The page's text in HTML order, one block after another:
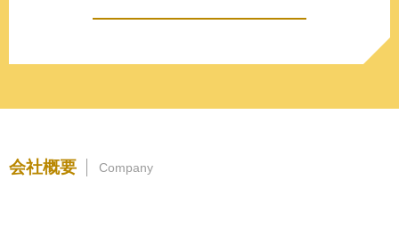
3. プライバシー尊重
応募者等の個人情報の取得、利用その他一切の取り扱いに
会社概要 Company